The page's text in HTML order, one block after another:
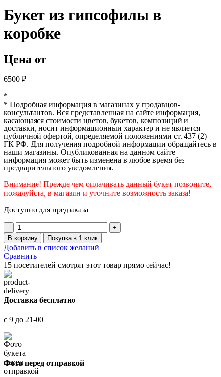
Букет из гипсофилы в
коробке
Цена от
6500 ₽
*
* Подробная информация в магазинах у продавцов-
консультантов. Вся представленная на сайте информация,
касающаяся стоимости цветов, букетов, композиций и
доставки, носит информационный характер и не является
публичной офертой, определяемой положениями ст. 437 (2)
ГК РФ. Для получения подробной информации обращайтесь в
наши магазины. Опубликованная на данном сайте
информация может быть изменена в любое время без
предварительного уведомления.
Внимание! Прежде чем оплачивать данный букет позвоните,
пожалуйста, в магазин и уточните возможность заказа!
Доступно для предзаказа
В корзину Покупка в 1 клик
Добавить в список желаний
Сравнить
15 посетителей смотрят этот товар прямо сейчас!
Доставка бесплатно
с 9 до 21-00
Фото перед отправкой